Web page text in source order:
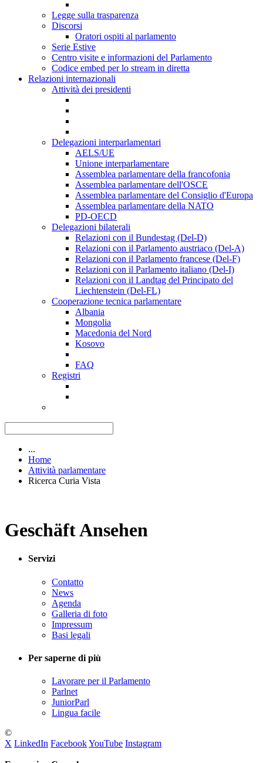
Legge sulla trasparenza
Discorsi
Oratori ospiti al parlamento
Serie Estive
Centro visite e informazioni del Parlamento
Codice embed per lo stream in diretta
Relazioni internazionali
Attività dei presidenti
Delegazioni interparlamentari
AELS/UE
Unione interparlamentare
Assemblea parlamentare della francofonia
Assemblea parlamentare dell'OSCE
Assemblea parlamentare del Consiglio d'Europa
Assemblea parlamentare della NATO
PD-OECD
Delegazioni bilaterali
Relazioni con il Bundestag (Del-D)
Relazioni con il Parlamento austriaco (Del-A)
Relazioni con il Parlamento francese (Del-F)
Relazioni con il Parlamento italiano (Del-I)
Relazioni con il Landtag del Principato del
Liechtenstein (Del-FL)
Cooperazione tecnica parlamentare
Albania
Mongolia
Macedonia del Nord
Kosovo
FAQ
Registri
...
Home
Attività parlamentare
Ricerca Curia Vista
Geschäft Ansehen
Servizi
Contatto
News
Agenda
Galleria di foto
Impressum
Basi legali
Per saperne di più
Lavorare per il Parlamento
Parlnet
JuniorParl
Lingua facile
©
X LinkedIn FacebookYouTube Instagram